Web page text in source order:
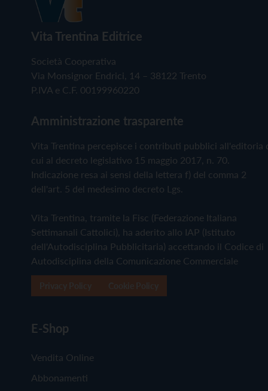
Vita Trentina Editrice
Società Cooperativa
Via Monsignor Endrici, 14 – 38122 Trento
P.IVA e C.F. 00199960220
Amministrazione trasparente
Vita Trentina percepisce i contributi pubblici all'editoria
cui al decreto legislativo 15 maggio 2017, n. 70.
Indicazione resa ai sensi della lettera f) del comma 2
dell'art. 5 del medesimo decreto Lgs.
Vita Trentina, tramite la Fisc (Federazione Italiana
Settimanali Cattolici), ha aderito allo IAP (Istituto
dell'Autodisciplina Pubblicitaria) accettando il Codice di
Autodisciplina della Comunicazione Commerciale
E-Shop
Vendita Online
Abbonamenti